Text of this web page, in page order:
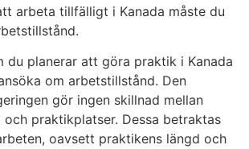
arbeta tillfälligt i Kanada måste du
du planerar att göra praktik i Kanada
om arbetstillstånd. Den
gör ingen skillnad mellan
praktikplatser. Dessa betraktas
oavsett praktikens längd och